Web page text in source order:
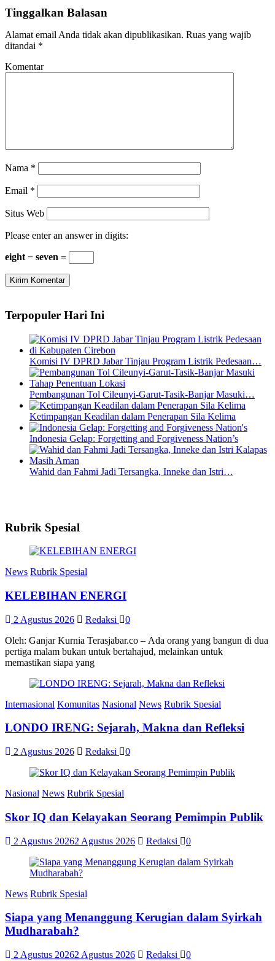
Tinggalkan Balasan
Alamat email Anda tidak akan dipublikasikan. Ruas yang wajib
ditandai *
Komentar
Nama *
Email *
Situs Web
Please enter an answer in digits:
eight − seven =
Terpopuler Hari Ini
Komisi IV DPRD Jabar Tinjau Program Listrik Pedesaan…
Pembangunan Tol Cileunyi-Garut-Tasik-Banjar Masuki…
Ketimpangan Keadilan dalam Penerapan Sila Kelima
Indonesia Gelap: Forgetting and Forgiveness Nation’s
Wahid dan Fahmi Jadi Tersangka, Inneke dan Istri…
Rubrik Spesial
News Rubrik Spesial
KELEBIHAN ENERGI
2 Agustus 2026 Redaksi
0
Oleh: Ganjar Kurnia Terasjabar.co – Ada orang yang bangun di dua
pertiga malam bukan untuk bertahajud, melainkan untuk
memastikan siapa yang
Internasional Komunitas Nasional News Rubrik Spesial
LONDO IRENG: Sejarah, Makna dan Refleksi
2 Agustus 2026 Redaksi 0
Nasional News Rubrik Spesial
Skor IQ dan Kelayakan Seorang Pemimpin Publik
2 Agustus 20262 Agustus 2026 Redaksi 0
News Rubrik Spesial
Siapa yang Menanggung Kerugian dalam Syirkah
Mudharabah?
2 Agustus 20262 Agustus 2026 Redaksi 0